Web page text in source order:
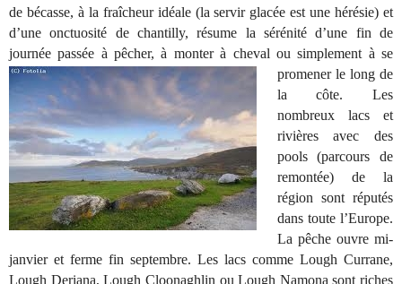
de bécasse, à la fraîcheur idéale (la servir glacée est une hérésie) et
d’une onctuosité de chantilly, résume la sérénité d’une fin de
journée passée à pêcher, à monter à cheval ou simplement à se
promener le long de
la côte. Les
nombreux lacs et
rivières avec des
pools (parcours de
remontée) de la
région sont réputés
dans toute l’Europe.
La pêche ouvre mi-
janvier et ferme fin septembre. Les lacs comme Lough Currane,
Lough Deriana, Lough Cloonaghlin ou Lough Namona sont riches